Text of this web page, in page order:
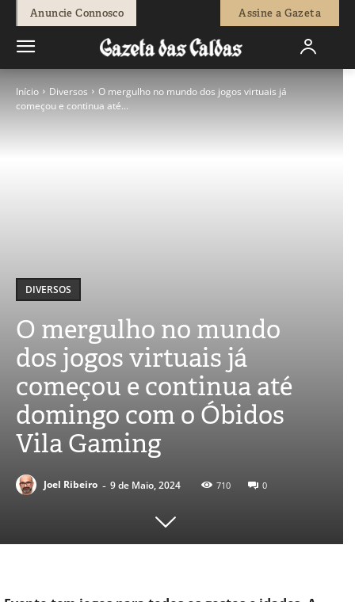
Anuncie Connosco Assine a Gazeta
Início Diversos
O mergulho no mundo dos jogos virtuais já
começou e continua até...
DIVERSOS
O mergulho no mundo
dos jogos virtuais já
começou e continua até
domingo com o Óbidos
Vila Gaming
Joel Ribeiro - 9 de Maio, 2024 710 0